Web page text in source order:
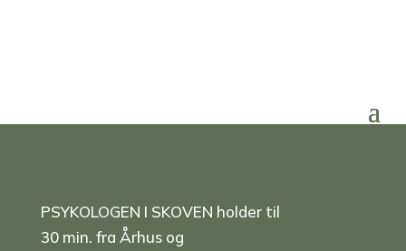
PSYKOLOGEN I SKOVEN holder til
30 min. fra Århus og